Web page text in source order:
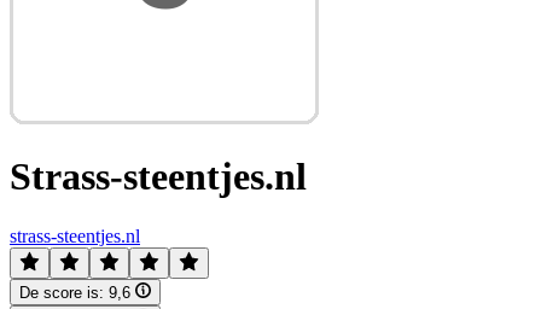
Strass-steentjes.nl
strass-steentjes.nl
De score is: 9,6